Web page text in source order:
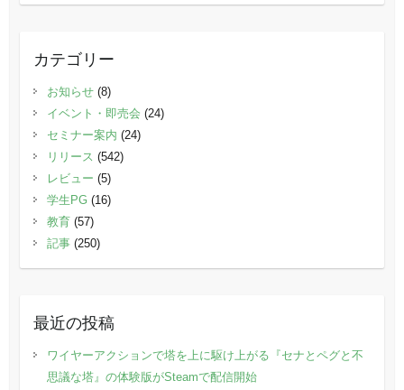
カテゴリー
お知らせ(8)
イベント・即売会 (24)
セミナー案内 (24)
リリース (542)
レビュー (5)
学生PG(16)
教育(57)
記事(250)
最近の投稿
ワイヤーアクションで塔を上に駆け上がる『セナとペグと不
思議な塔』の体験版がSteamで配信開始